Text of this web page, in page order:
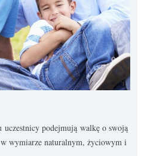
uczestnicy podejmują walkę o swoją
wymiarze naturalnym, życiowym i